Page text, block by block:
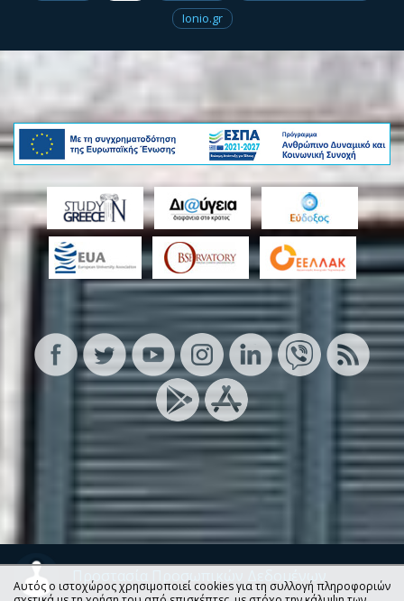
Ionio.gr
Προστασία Προσωπικών Δεδομένων
Αυτός ο ιστοχώρος χρησιμοποιεί cookies για τη συλλογή πληροφοριών